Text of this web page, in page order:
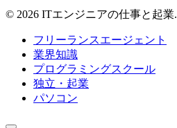
© 2026 ITエンジニアの仕事と起業.
フリーランスエージェント
業界知識
プログラミングスクール
独立・起業
パソコン